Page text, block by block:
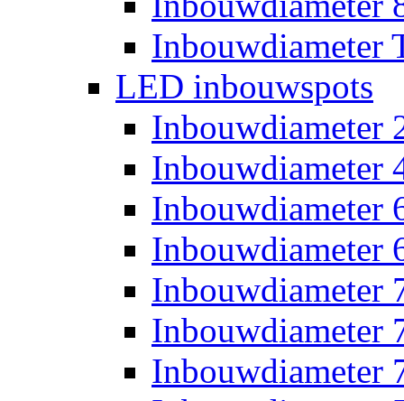
Inbouwdiameter
LED inbouwspots
Inbouwdiameter
Inbouwdiameter
Inbouwdiameter
Inbouwdiameter
Inbouwdiameter
Inbouwdiameter
Inbouwdiameter